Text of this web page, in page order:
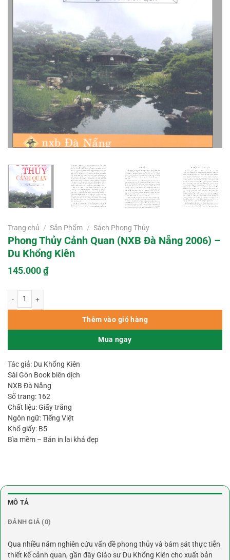
Trang chủ / Sản Phẩm / Sách Phong Thủy
Phong Thủy Cảnh Quan (NXB Đà Nẵng 2006) –
Du Khổng Kiên
145.000₫
Thêm vào giỏ hàng
Mua ngay
Tác giả: Du Khổng Kiên
Sài Gòn Book biên dịch
NXB Đà Nẵng
Số trang: 162
Chất liệu: Giấy trắng
Ngôn ngữ: Tiếng Việt
Khổ giấy: B5
Bìa mềm – Bản in lại khá đẹp
MÔ TẢ
ĐÁNH GIÁ (0)
Qua nhiều năm nghiên cứu vấn đề phong thủy và bám sát thực tiễn
thiết kế cảnh quan, gần đây Giáo sư Du Khổng Kiên cho xuất bản